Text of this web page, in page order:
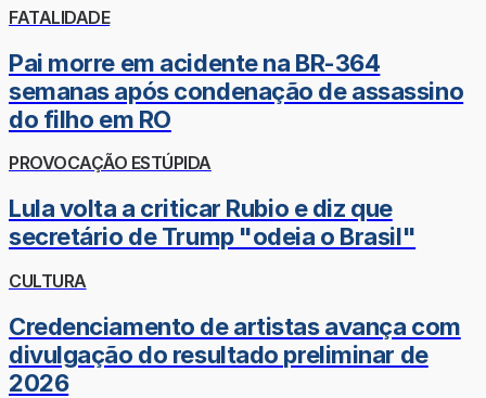
FATALIDADE
Pai morre em acidente na BR-364
semanas após condenação de assassino
do filho em RO
PROVOCAÇÃO ESTÚPIDA
Lula volta a criticar Rubio e diz que
secretário de Trump "odeia o Brasil"
CULTURA
Credenciamento de artistas avança com
divulgação do resultado preliminar de
2026